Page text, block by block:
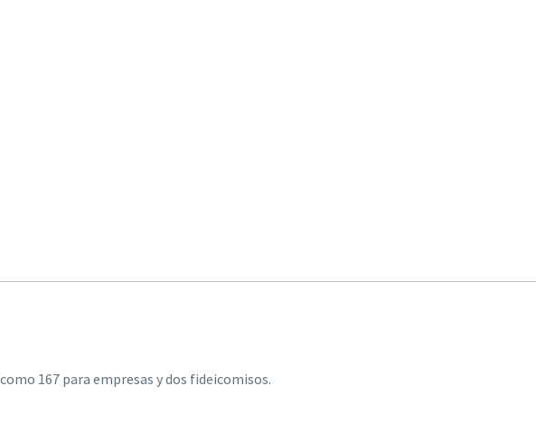
167 para empresas y dos fideicomisos.